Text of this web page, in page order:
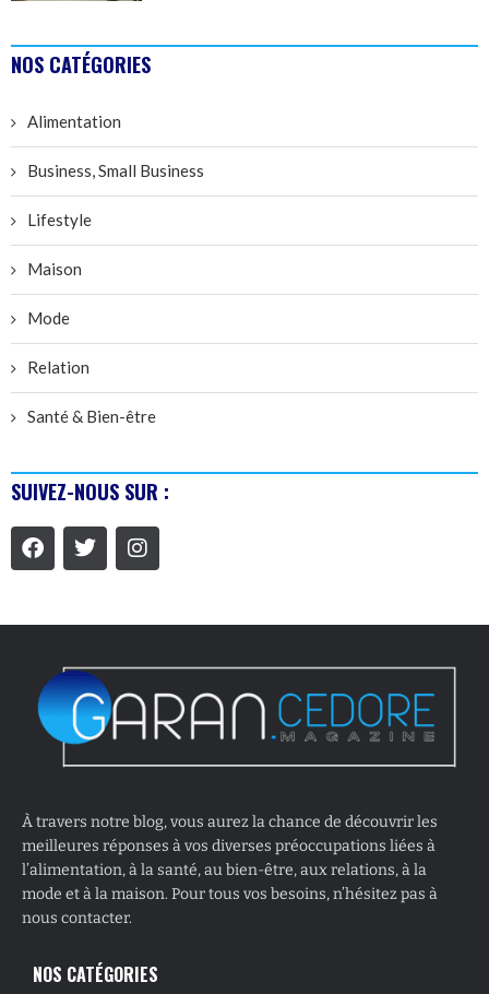
NOS CATÉGORIES
Alimentation
Business, Small Business
Lifestyle
Maison
Mode
Relation
Santé & Bien-être
SUIVEZ-NOUS SUR :
À travers notre blog, vous aurez la chance de découvrir les
meilleures réponses à vos diverses préoccupations liées à
l’alimentation, à la santé, au bien-être, aux relations, à la
mode et à la maison. Pour tous vos besoins, n’hésitez pas à
nous contacter.
NOS CATÉGORIES